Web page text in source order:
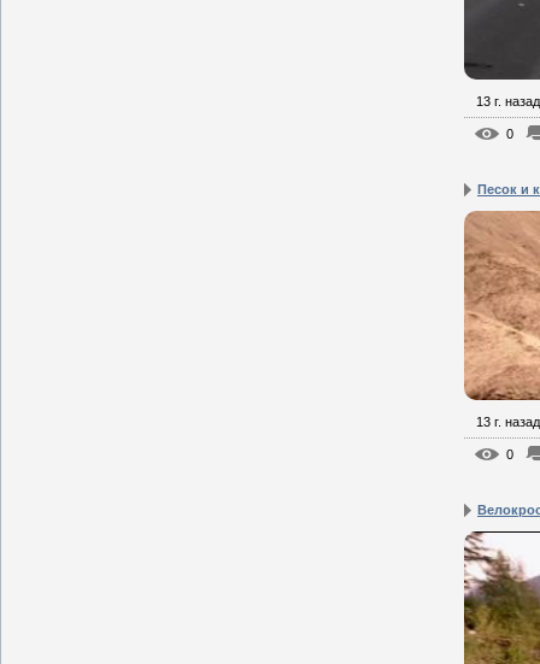
13 г. назад
0
Песок и
13 г. назад
0